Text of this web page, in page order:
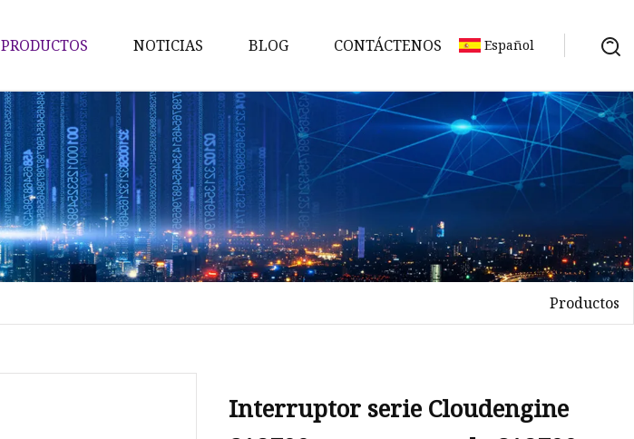
PRODUCTOS
Serie LNP
Serie RDC
Intermedios
Derivados PEG
Ingrediente farmacéutico activo
PEG
Péptidos API
NOTICIAS BLOG CONTÁCTENOS Español
Productos
Interruptor serie Cloudengine